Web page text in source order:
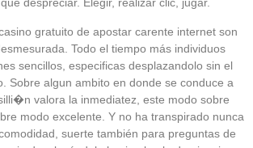
gratuito de apostar carente internet son
Todo el tiempo más individuos
sencillos, especificas desplazandolo sin el
Sobre algun ambito en donde se conduce a
valora la inmediatez, este modo sobre
modo excelente. Y no ha transpirado nunca
suerte también para preguntas de